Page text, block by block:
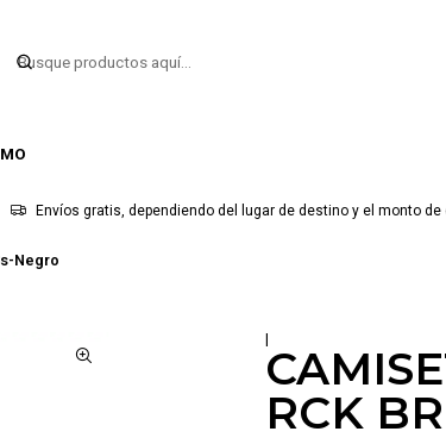
Envíos gratis, dependiendo del lugar de destino y el monto de
Negro
|
RCK